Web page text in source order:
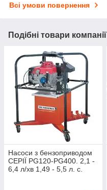
Всі умови повернення
Подібні товари компанії
Насоси з бензоприводом
СЕРІЇ PG120-PG400. 2,1 -
6,4 л/хв 1,49 - 5,5 л. с.